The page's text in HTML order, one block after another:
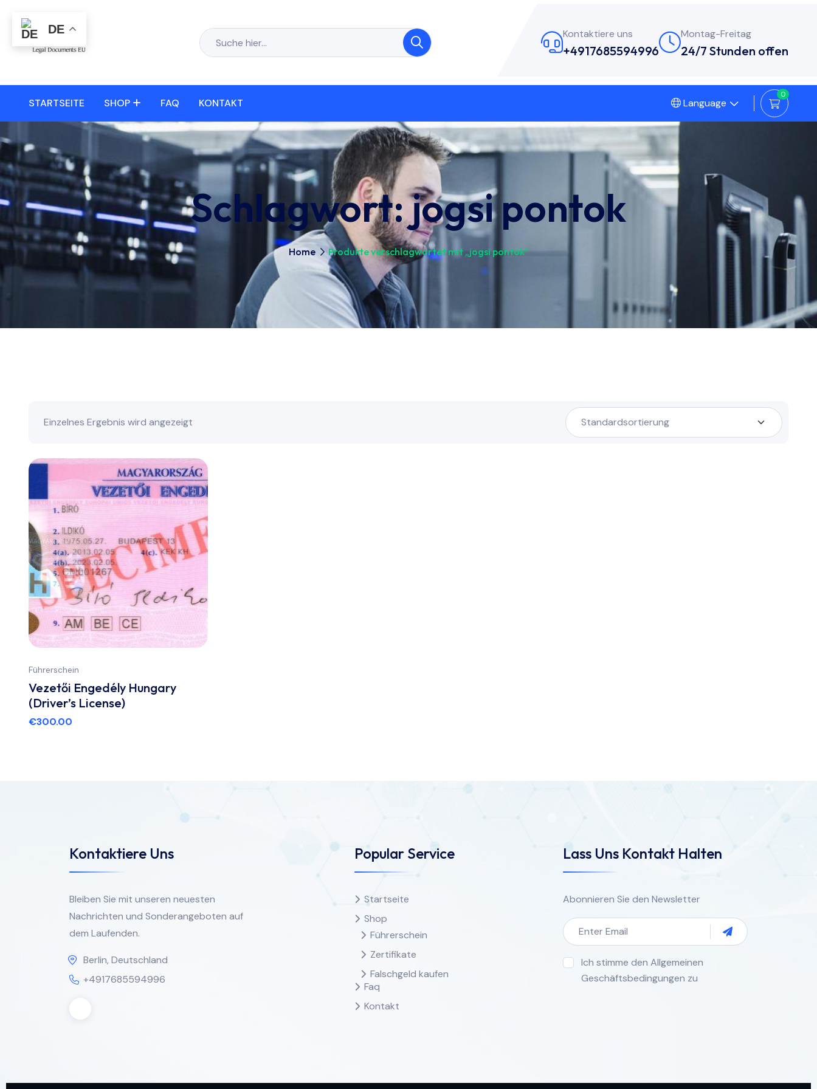
Kontaktiere uns
+4917685594996
Montag-Freitag
24/7 Stunden offen
STARTSEITE SHOP FAQ KONTAKT Language
0
Schlagwort:jogsi pontok
Home Produkte verschlagwortet mit „jogsi pontok“
Einzelnes Ergebnis wird angezeigt
Führerschein
Vezetői Engedély Hungary
(Driver’s License)
€300.00
Kontaktiere Uns
Bleiben Sie mit unseren neuesten
Nachrichten und Sonderangeboten auf
dem Laufenden.
Berlin, Deutschland
+4917685594996
Popular Service
Startseite
Shop
Führerschein
Zertifikate
Falschgeld kaufen
Faq
Kontakt
Lass Uns Kontakt Halten
Abonnieren Sie den Newsletter
Ich stimme den Allgemeinen
Geschäftsbedingungen zu
DE